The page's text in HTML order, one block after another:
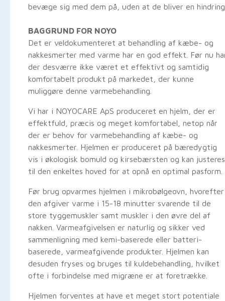
bevæge sig med dem på, uden at de bliver en
BAGGRUND FOR NOYO
Det er veldokumenteret at behandling af kæbe- og
nakkesmerter med varme har en god effekt. Før nu
der desværre ikke været et effektivt og samtidig
komfortabelt produkt på markedet, der kunne
muliggøre denne varmebehandling.
Vi har i NOYOCARE ApS produceret en hjelm, der er
effektfuld, præcis og meget komfortabel, netop når
der er behov for varmebehandling af kæbe- og
nakkesmerter. Hjelmen er produceret på bæredygtig
vis i økologisk bomuld og kirsebærsten og kan justeres
til den enkeltes hoved for at opnå en optimal pasform.
Før brug opvarmes hjelmen i mikrobølgeovn, hvorefter
den afgiver varme i 15-18 minutter svarende til de
store tyggemuskler samt muskler i den øvre del af
nakken. Varmeafgivelsen er naturlig og sikker ved
sammenligning med kemi-baserede eller batteri-
baserede, varmeafgivende produkter. Hjelmen kan
desuden fryses og bruges til kuldebehandling, hvilket
ofte i forbindelse med migræne er at foretrække.
Hjelmen forventes at have et meget stort potentiale